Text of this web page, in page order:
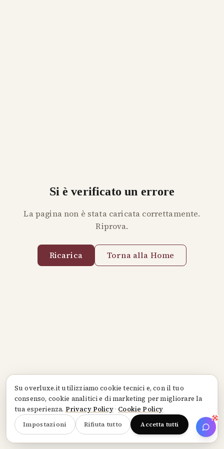
Suoverluxe.itutilizziamo cookie tecnici e, con il tuo
consenso, cookie analitici e di marketing per migliorare la
tua esperienza. Privacy Policy· Cookie Policy
Impostazioni Rifiuta tutto Accetta tutti
Si è verificato un errore
La pagina non è stata caricata correttamente.
Riprova.
Ricarica Torna alla Home